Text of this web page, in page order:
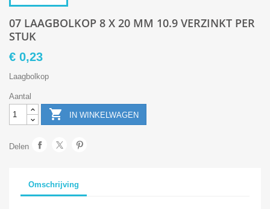
07 LAAGBOLKOP 8 X 20 MM 10.9 VERZINKT PER
STUK
€ 0,23
Laagbolkop
Aantal
 IN WINKELWAGEN
Delen
Omschrijving